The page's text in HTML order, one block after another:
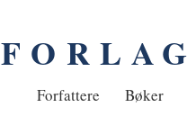
Hjem
Forfattere Bøker